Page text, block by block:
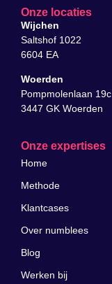
Onze locaties
Wijchen
Saltshof 1022
6604 EA
Woerden
Pompmolenlaan 19c
3447 GK Woerden
Onze expertises
Home
Methode
Klantcases
Over numblees
Blog
Werken bij